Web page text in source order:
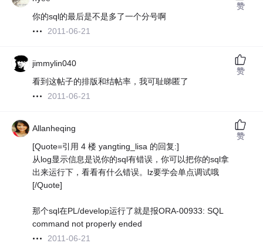
你的sql的最后是不是多了一个分号啊
2011-06-21
赞
jimmylin040
看到这帖子的排版和结帖率，我可耻睇匿了
2011-06-21
赞
Allanheqing
[Quote=引用 4 楼 yangting_lisa 的回复:]
从log显示信息是说你的sql有错误，你可以把你的sql拿
出来运行下，看看有什么错误。lz要学会单点调试哦
[/Quote]
那个sql在PL/develop运行了就是报ORA-00933: SQL
command not properly ended
2011-06-21
赞